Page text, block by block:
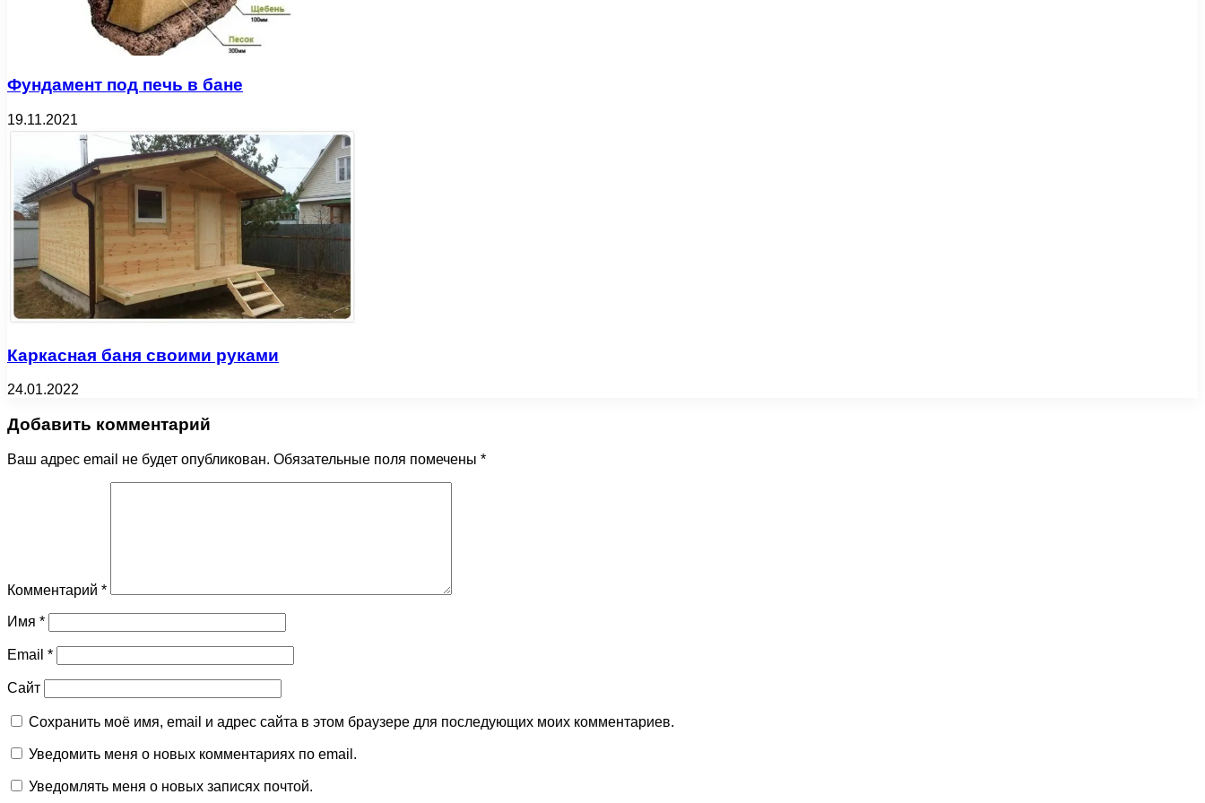
Фундамент под печь в бане
19.11.2021
Каркасная баня своими руками
24.01.2022
Добавить комментарий
Ваш адрес email не будет опубликован. Обязательные поля помечены *
Комментарий *
Имя *
Email *
Сайт
Сохранить моё имя, email и адрес сайта в этом браузере для последующих моих комментариев.
Уведомить меня о новых комментариях по email.
Уведомлять меня о новых записях почтой.